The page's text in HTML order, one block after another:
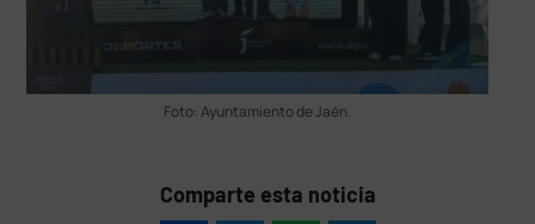
Foto: Ayuntamiento de Jaén.
Comparte esta noticia